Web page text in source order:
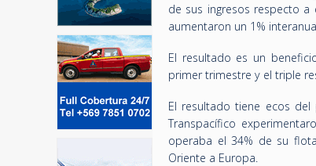
de sus ingresos respecto a
aumentaron un 1%
El resultado es un
primer trimestre y el triple
El resultado tiene ecos
Transpacífico
operaba el 34% de su
Oriente a Europa.